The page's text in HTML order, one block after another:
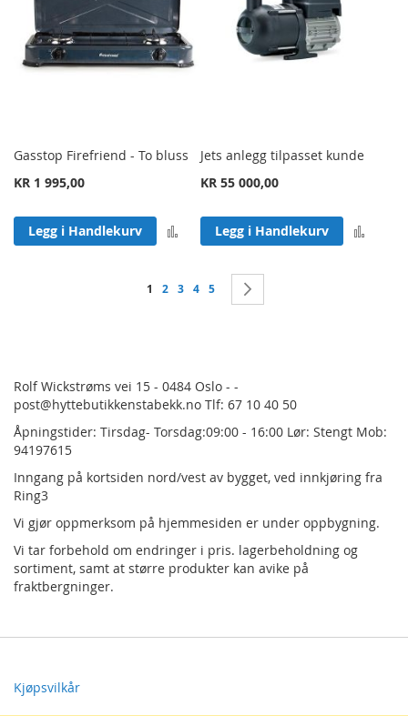
Gasstop Firefriend - To bluss
KR 1 995,00
Legg i Handlekurv Legg til sammenligning
Jets anlegg tilpasset kunde
KR 55 000,00
Legg i Handlekurv
Side
You're currently reading page
1 Side
2 Side
3 Side
4 Side
5
Rolf Wickstrøms vei 15 - 0484 Oslo - -
post@hyttebutikkenstabekk.no Tlf: 67 10 40 50
Åpningstider: Tirsdag- Torsdag:09:00 - 16:00 Lør: Stengt Mob:
94197615
Inngang på kortsiden nord/vest av bygget, ved innkjøring fra
Ring3
Vi gjør oppmerksom på hjemmesiden er under oppbygning.
Vi tar forbehold om endringer i pris. lagerbeholdning og
sortiment, samt at større produkter kan avike på
fraktbergninger.
Kjøpsvilkår